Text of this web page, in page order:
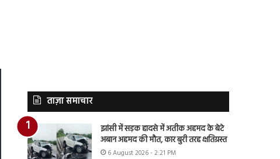
ताज़ा समाचार
झांसी में सड़क हादसे में अतीक अहमद के बेटे
अबान अहमद की मौत, कार बुरी तरह क्षतिग्रस्त
6 August 2026 - 2:21 PM